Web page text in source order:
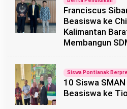
Franciscus
Beasiswa ke
Kalimantan
Membangun
Siswa Pontianak
10 Siswa
Beasiswa ke